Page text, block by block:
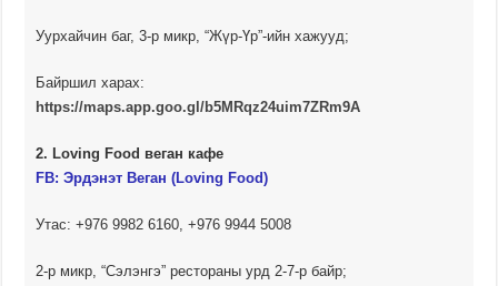
Уурхайчин баг, 3-р микр, “Жүр-Үр”-ийн хажууд;
Байршил харах:
https://maps.app.goo.gl/b5MRqz24uim7ZRm9A
2. Loving Food веган кафе
FB: Эрдэнэт Веган (Loving Food)
Утас: +976 9982 6160, +976 9944 5008
2-р микр, “Сэлэнгэ” рестораны урд 2-7-р байр;